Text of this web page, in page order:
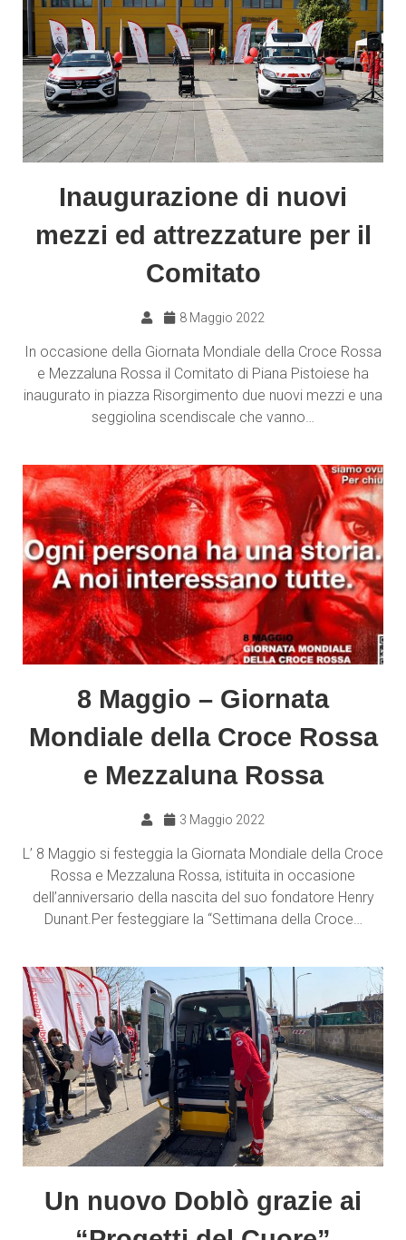
Inaugurazione di nuovi
mezzi ed attrezzature per il
Comitato
8 Maggio 2022
In occasione della Giornata Mondiale della Croce Rossa
e Mezzaluna Rossa il Comitato di Piana Pistoiese ha
inaugurato in piazza Risorgimento due nuovi mezzi e una
seggiolina scendiscale che vanno…
8 Maggio – Giornata
Mondiale della Croce Rossa
e Mezzaluna Rossa
3 Maggio 2022
L’ 8 Maggio si festeggia la Giornata Mondiale della Croce
Rossa e Mezzaluna Rossa, istituita in occasione
dell’anniversario della nascita del suo fondatore Henry
Dunant.Per festeggiare la “Settimana della Croce…
Un nuovo Doblò grazie ai